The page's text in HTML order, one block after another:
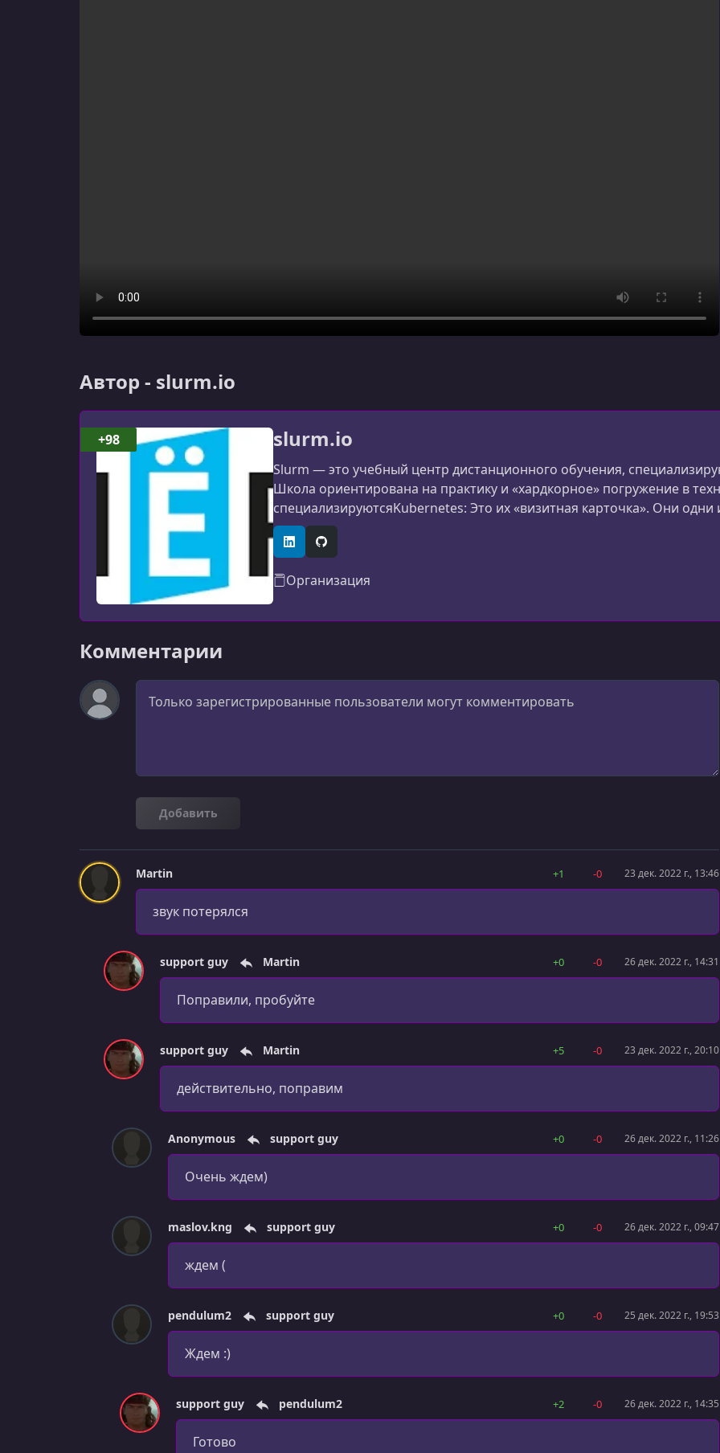
Автор - slurm.io
slurm.io
Slurm — это учебный центр дистанционного обучения,
Школа ориентирована на практику и «хардкорное» погружение в
специализируютсяKubernetes: Это их «визитная карточка». Они
качественно обучать K8s.DevOps & SRE: Обучение инструментам
Prometheus и др.).Разработка: Курсы для разработчиков, которые хотя
LinkedInGitHub
Организация
+98
Комментарии
Комментарий
Добавить
Martin +1 -0 23 дек. 2022 г., 13:46
звук потерялся
support guy Martin +0 -0 26 дек. 2022 г., 14:31
Поправили, пробуйте
support guy Martin +5 -0 23 дек. 2022 г., 20:10
действительно, поправим
Anonymous support guy +0 -0 26 дек. 2022 г., 11:26
Очень ждем)
maslov.kng support guy +0 -0 26 дек. 2022 г., 09:47
ждем (
pendulum2 support guy +0 -0 25 дек. 2022 г., 19:53
Ждем :)
support guy pendulum2 +2 -0 26 дек. 2022 г., 14:35
Готово